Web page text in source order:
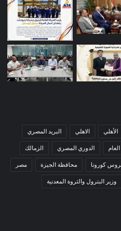
الأهلي الاهلي البريد المصري
الدوري المصري الزمالك
كورونا محافظة الجيزة مصر
وزير البترول والثروة المعدنية